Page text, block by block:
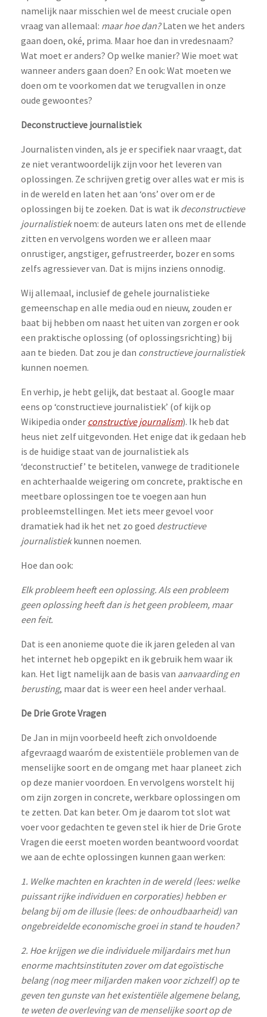
namelijk naar misschien wel de meest cruciale open
vraag van allemaal: maar hoe dan?Laten we het anders
gaan doen, oké, prima. Maar hoe dan in vredesnaam?
Wat moet er anders? Op welke manier? Wie moet wat
wanneer anders gaan doen? En ook: Wat moeten we
doen om te voorkomen dat we terugvallen in onze
oude gewoontes?
Deconstructieve journalistiek
Journalisten vinden, als je er specifiek naar vraagt, dat
ze niet verantwoordelijk zijn voor het leveren van
oplossingen. Ze schrijven gretig over alles wat er mis is
in de wereld en laten het aan ‘ons’ over om er de
oplossingen bij te zoeken. Dat is wat ik deconstructieve
journalistieknoem: de auteurs laten ons met de ellende
zitten en vervolgens worden we er alleen maar
onrustiger, angstiger, gefrustreerder, bozer en soms
zelfs agressiever van. Dat is mijns inziens onnodig.
Wij allemaal, inclusief de gehele journalistieke
gemeenschap en alle media oud en nieuw, zouden er
baat bij hebben om naast het uiten van zorgen er ook
een praktische oplossing (of oplossingsrichting) bij
aan te bieden. Dat zou je dan constructieve journalistiek
kunnen noemen.
En verhip, je hebt gelijk, dat bestaat al. Google maar
eens op ‘constructieve journalistiek’ (of kijk op
Wikipedia onder constructive journalism). Ik heb dat
heus niet zelf uitgevonden. Het enige dat ik gedaan heb
is de huidige staat van de journalistiek als
‘deconstructief’ te betitelen, vanwege de traditionele
en achterhaalde weigering om concrete, praktische en
meetbare oplossingen toe te voegen aan hun
probleemstellingen. Met iets meer gevoel voor
dramatiek had ik het net zo goed destructieve
journalistiekkunnen noemen.
Hoe dan ook:
Elk probleem heeft een oplossing. Als een probleem
geen oplossing heeft dan is het geen probleem, maar
een feit.
Dat is een anonieme quote die ik jaren geleden al van
het internet heb opgepikt en ik gebruik hem waar ik
kan. Het ligt namelijk aan de basis van aanvaarding en
berusting, maar dat is weer een heel ander verhaal.
De Drie Grote Vragen
De Jan in mijn voorbeeld heeft zich onvoldoende
afgevraagd waaróm de existentiële problemen van de
menselijke soort en de omgang met haar planeet zich
op deze manier voordoen. En vervolgens worstelt hij
om zijn zorgen in concrete, werkbare oplossingen om
te zetten. Dat kan beter. Om je daarom tot slot wat
voer voor gedachten te geven stel ik hier de Drie Grote
Vragen die eerst moeten worden beantwoord voordat
we aan de echte oplossingen kunnen gaan werken:
1. Welke machten en krachten in de wereld (lees: welke
puissant rijke individuen en corporaties) hebben er
belang bij om de illusie (lees: de onhoudbaarheid) van
ongebreidelde economische groei in stand te houden?
2. Hoe krijgen we die individuele miljardairs met hun
enorme machtsinstituten zover om dat egoïstische
belang (nog meer miljarden maken voor zichzelf) op te
geven ten gunste van het existentiële algemene belang,
te weten de overleving van de menselijke soort op de